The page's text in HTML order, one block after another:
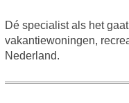
Dé specialist als het
vakantiewoningen,
Nederland.